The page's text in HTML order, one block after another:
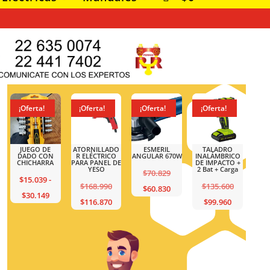
Rango
¡Oferta!
ATORNILLADO
R ELÉCTRICO
PARA PANEL DE
$
El
precio
$168.990.
$116.870
El
$116.870.
¡Oferta!
ESMERIL
ANGULAR 670W
precio
$70.829.
$60.830
actual
es:
$60.830.
¡Oferta!
TALADRO
INALÁMBRICO
DE IMPACTO +
2 Bat + Carga
$135.600
El
precio
original
era:
$135.600.
precio
actual
es:
¡Oferta!
JUEGO DE
DADO CON
CHICHARRA